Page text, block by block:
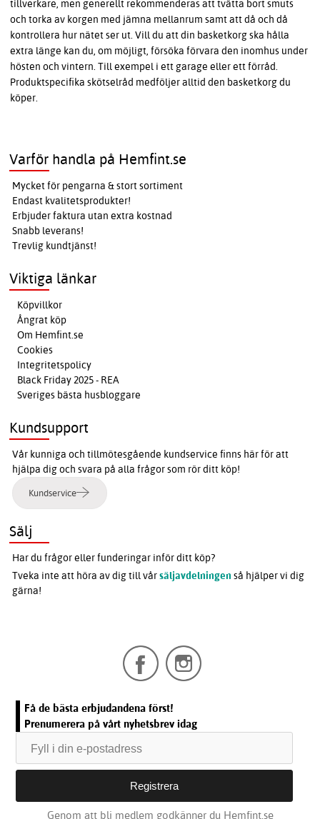
tillverkare, men generellt rekommenderas att tvätta bort smuts
och torka av korgen med jämna mellanrum samt att då och då
kontrollera hur nätet ser ut. Vill du att din basketkorg ska hålla
extra länge kan du, om möjligt, försöka förvara den inomhus under
hösten och vintern. Till exempel i ett garage eller ett förråd.
Produktspecifika skötselråd medföljer alltid den basketkorg du
köper.
Varför handla på Hemfint.se
Mycket för pengarna & stort sortiment
Endast kvalitetsprodukter!
Erbjuder faktura utan extra kostnad
Snabb leverans!
Trevlig kundtjänst!
Viktiga länkar
Köpvillkor
Ångrat köp
Om Hemfint.se
Cookies
Integritetspolicy
Black Friday 2025 - REA
Sveriges bästa husbloggare
Kundsupport
Vår kunniga och tillmötesgående kundservice finns här för att
hjälpa dig och svara på alla frågor som rör ditt köp!
Kundservice
Sälj
Har du frågor eller funderingar inför ditt köp?
Tveka inte att höra av dig till vårsäljavdelningen så hjälper vi dig
gärna!
Få de bästa erbjudandena först!
Prenumerera på vårt nyhetsbrev idag
Genom att bli medlem godkänner du Hemfint.se